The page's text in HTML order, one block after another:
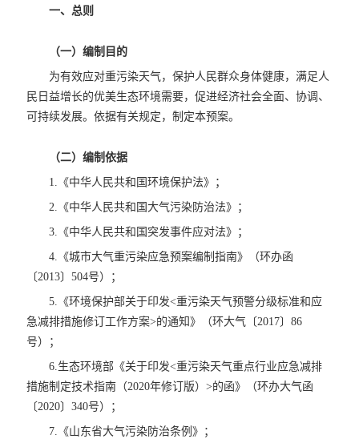
一、总则
（一）编制目的
为有效应对重污染天气，保护人民群众身体健康，满足人
民日益增长的优美生态环境需要，促进经济社会全面、协调、
可持续发展。依据有关规定，制定本预案。
（二）编制依据
1.《中华人民共和国环境保护法》；
2.《中华人民共和国大气污染防治法》；
3.《中华人民共和国突发事件应对法》；
4.《城市大气重污染应急预案编制指南》（环办函
〔2013〕504号）；
5.《环境保护部关于印发<重污染天气预警分级标准和应
急减排措施修订工作方案>的通知》（环大气〔2017〕86
号）；
6.生态环境部《关于印发<重污染天气重点行业应急减排
措施制定技术指南（2020年修订版）>的函》（环办大气函
〔2020〕340号）；
7.《山东省大气污染防治条例》；